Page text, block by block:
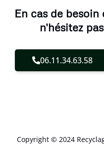
En cas de
n'hésitez
06.11.34.63.58
Copyright © 2024